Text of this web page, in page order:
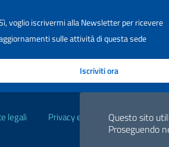
Questo sito
Proseguendo
voglio iscrivermi alla Newsletter per ricevere
sulle attività di questa sede
legali Privacy e cookie policy